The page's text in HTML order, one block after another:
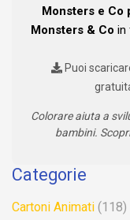
Monsters e Co
Monsters & Co in
Puoi
Colorare aiuta a
bambini.
Categorie
Cartoni Animati (118)